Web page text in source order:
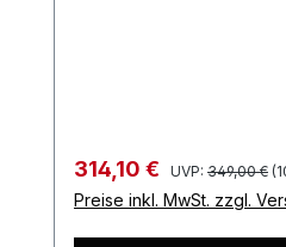
Verkaufspreis:
314,10 € Regulärer Preis:
UVP: 349,00 €
Preise inkl. MwSt. zzgl.